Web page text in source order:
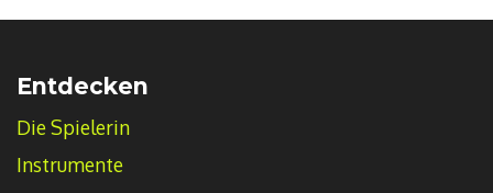
Entdecken
Die Spielerin
Instrumente